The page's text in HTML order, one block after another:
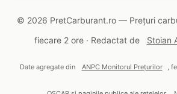
© 2026 PretCarburant.ro — Prețuri
fiecare 2 ore · Redactat de
Stoian
Date agregate din ANPC Monitorul Prețurilor ,